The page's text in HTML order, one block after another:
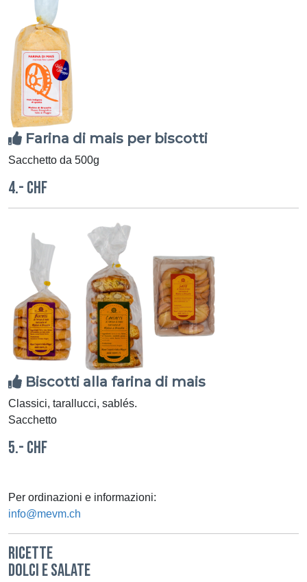
Farina di mais per biscotti
Sacchetto da 500g
4.- CHF
Biscotti alla farina di mais
Classici, tarallucci, sablés.
Sacchetto
5.- CHF
Per ordinazioni e informazioni:
info@mevm.ch
RICETTE
DOLCI E SALATE